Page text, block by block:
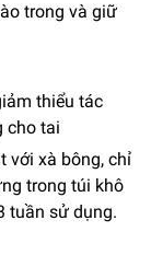
trong và giữ
thiểu tác
cho tai
với xà bông, chỉ
trong túi khô
tuần sử dụng.